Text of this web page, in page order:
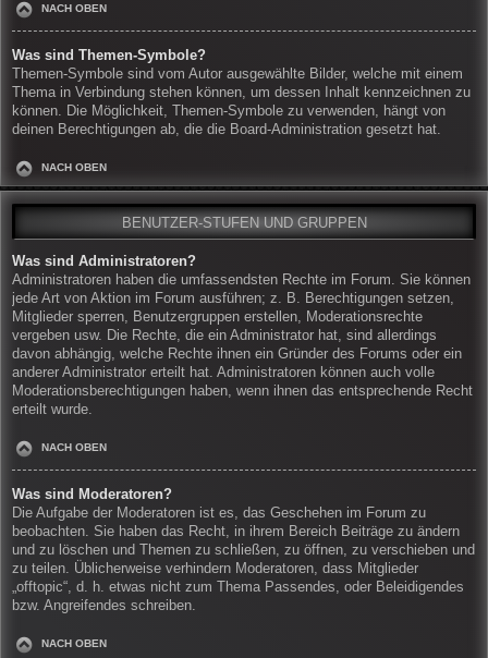
NACH OBEN
Was sind Themen-Symbole?
Themen-Symbole sind vom Autor ausgewählte Bilder, welche mit einem
Thema in Verbindung stehen können, um dessen Inhalt kennzeichnen zu
können. Die Möglichkeit, Themen-Symbole zu verwenden, hängt von
deinen Berechtigungen ab, die die Board-Administration gesetzt hat.
NACH OBEN
BENUTZER-STUFEN UND GRUPPEN
Was sind Administratoren?
Administratoren haben die umfassendsten Rechte im Forum. Sie können
jede Art von Aktion im Forum ausführen; z. B. Berechtigungen setzen,
Mitglieder sperren, Benutzergruppen erstellen, Moderationsrechte
vergeben usw. Die Rechte, die ein Administrator hat, sind allerdings
davon abhängig, welche Rechte ihnen ein Gründer des Forums oder ein
anderer Administrator erteilt hat. Administratoren können auch volle
Moderationsberechtigungen haben, wenn ihnen das entsprechende Recht
erteilt wurde.
NACH OBEN
Was sind Moderatoren?
Die Aufgabe der Moderatoren ist es, das Geschehen im Forum zu
beobachten. Sie haben das Recht, in ihrem Bereich Beiträge zu ändern
und zu löschen und Themen zu schließen, zu öffnen, zu verschieben und
zu teilen. Üblicherweise verhindern Moderatoren, dass Mitglieder
„offtopic“, d. h. etwas nicht zum Thema Passendes, oder Beleidigendes
bzw. Angreifendes schreiben.
NACH OBEN